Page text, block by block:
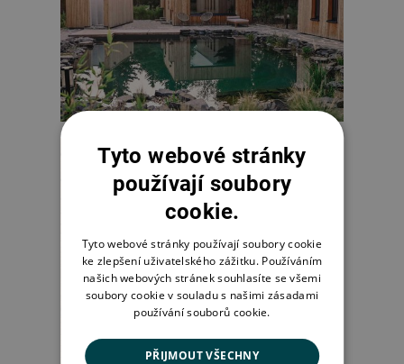
Tyto webové stránky
používají soubory
cookie.
Tyto webové stránky používají soubory cookie
ke zlepšení uživatelského zážitku. Používáním
našich webových stránek souhlasíte se všemi
soubory cookie v souladu s našimi zásadami
používání souborů cookie.
PŘIJMOUT VŠECHNY